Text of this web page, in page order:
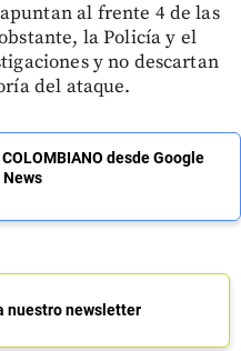
al frente 4 de las
la Policía y el
y no descartan
del ataque.
desde Google
News
nuestro newsletter